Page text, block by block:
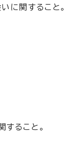
に関すること。
ること。